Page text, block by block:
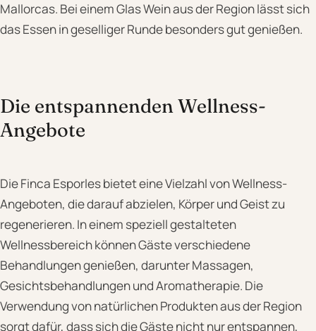
Mallorcas. Bei einem Glas Wein aus der Region lässt sich
das Essen in geselliger Runde besonders gut genießen.
Die entspannenden Wellness-
Angebote
Die Finca Esporles bietet eine Vielzahl von Wellness-
Angeboten, die darauf abzielen, Körper und Geist zu
regenerieren. In einem speziell gestalteten
Wellnessbereich können Gäste verschiedene
Behandlungen genießen, darunter Massagen,
Gesichtsbehandlungen und Aromatherapie. Die
Verwendung von natürlichen Produkten aus der Region
sorgt dafür, dass sich die Gäste nicht nur entspannen,